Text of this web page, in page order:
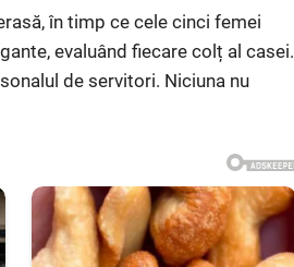
în timp ce cele cinci femei
evaluând fiecare colț al casei.
de servitori. Niciuna nu